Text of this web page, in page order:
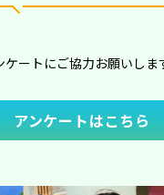
ケートにご協力お願いしま
アンケートはこちら